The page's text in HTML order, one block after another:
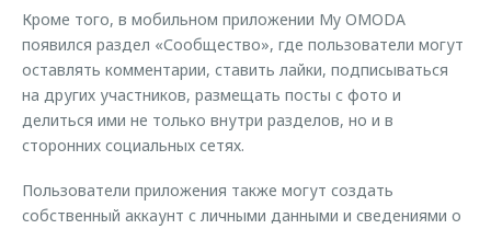
Кроме того, в мобильном приложении My OMODA
появился раздел «Сообщество», где пользователи могут
оставлять комментарии, ставить лайки, подписываться
на других участников, размещать посты с фото и
делиться ими не только внутри разделов, но и в
сторонних социальных сетях.
Пользователи приложения также могут создать
собственный аккаунт с личными данными и сведениями о